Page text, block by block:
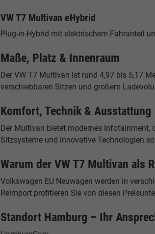
VW T7 Multivan eHybrid
Plug-in-Hybrid mit elektrischem Fahranteil
Maße, Platz & Innenraum
Der VW T7 Multivan ist rund 4,97 bis 5,17
verschiebbaren Sitzen und großem
Komfort, Technik & Ausstattung
Der Multivan bietet modernes Infotainment,
Sitzsysteme und innovative Technologien
Warum der VW T7 Multivan als
Volkswagen EU Neuwagen werden in
Reimport profitieren Sie von diesen
Standort Hamburg – Ihr